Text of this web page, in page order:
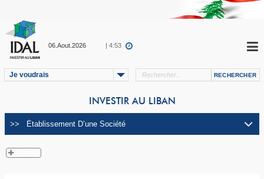
06.Aout.2026 | 4:53
Je voudrais
INVESTIR AU LIBAN